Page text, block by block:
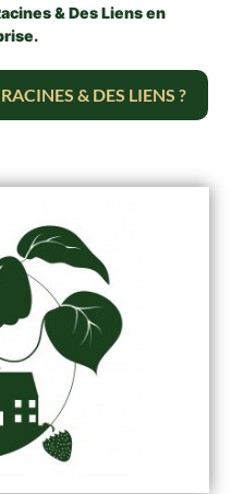
& Des Liens en
& DES LIENS ?